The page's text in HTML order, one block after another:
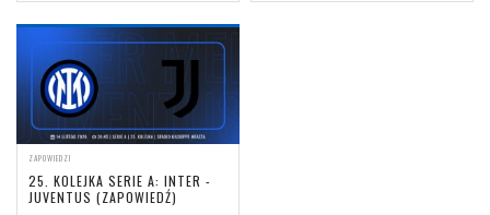
ZAPOWIEDZI
25. KOLEJKA SERIE A: INTER -
JUVENTUS (ZAPOWIEDŹ)